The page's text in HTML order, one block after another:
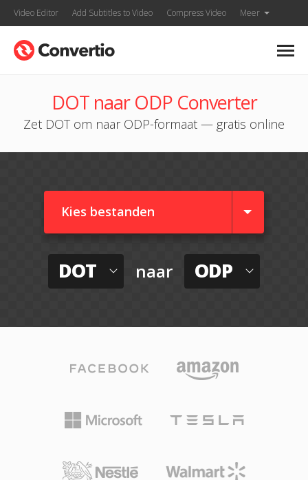
Video Editor Add Subtitles to Video Compress Video Meer
DOT naar ODP Converter
Zet DOT om naar ODP-formaat — gratis online
Kies bestanden
DOT naar ODP